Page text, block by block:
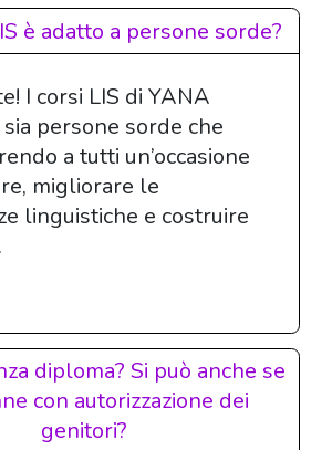
Course
A1-A2
B1-B2
C1-C2
Answers
è adatto a persone sorde?
I corsi LIS di YANA
persone sorde che
a tutti un’occasione
migliorare le
linguistiche e costruire
diploma? Si può anche se
con autorizzazione dei
genitori?